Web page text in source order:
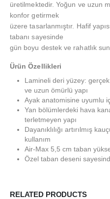
üretilmektedir. Yoğun ve uzun
konfor getirmek
üzere tasarlanmıştır. Hafif
tabanı sayesinde
gün boyu destek ve rahatlık
Ürün Özellikleri
Lamineli deri yüzey: gerçek
ve uzun ömürlü yapı
Ayak anatomisine uyumlu
Yan bölümlerdeki hava
terletmeyen yapı
Dayanıklılığı artırılmış
kullanım
Air-Max 5,5 cm taban
Özel taban deseni
RELATED PRODUCTS